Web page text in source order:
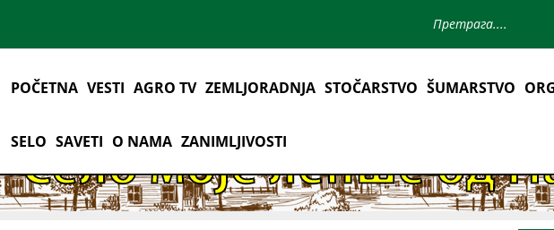
POČETNA VESTI AGRO TV ZEMLJORADNJA STOČARSTVO ŠUMARSTVO
SELO SAVETI O NAMA ZANIMLJIVOSTI